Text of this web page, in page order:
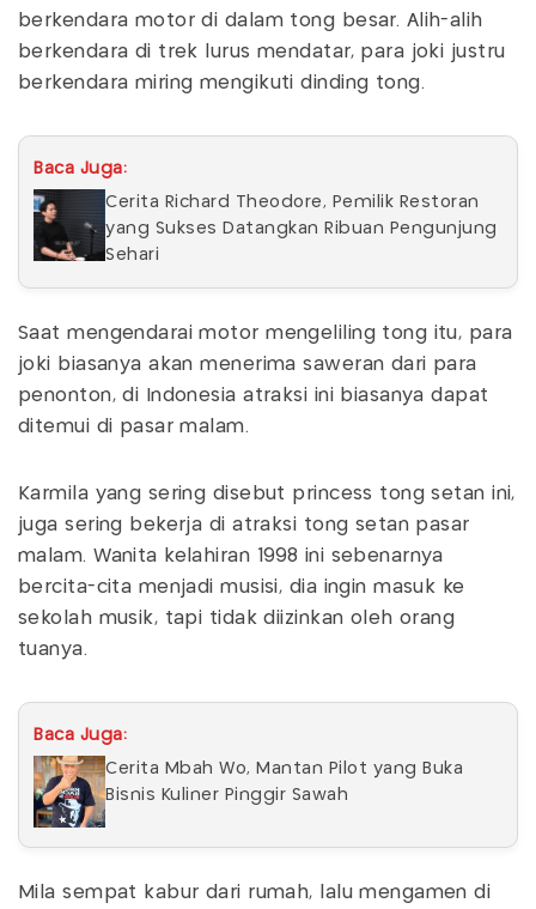
berkendara motor di dalam tong besar. Alih-alih
berkendara di trek lurus mendatar, para joki justru
berkendara miring mengikuti dinding tong.
Baca Juga:
Cerita Richard Theodore, Pemilik Restoran
yang Sukses Datangkan Ribuan Pengunjung
Sehari
Saat mengendarai motor mengeliling tong itu, para
joki biasanya akan menerima saweran dari para
penonton, di Indonesia atraksi ini biasanya dapat
ditemui di pasar malam.
Karmila yang sering disebut princess tong setan ini,
juga sering bekerja di atraksi tong setan pasar
malam. Wanita kelahiran 1998 ini sebenarnya
bercita-cita menjadi musisi, dia ingin masuk ke
sekolah musik, tapi tidak diizinkan oleh orang
tuanya.
Baca Juga:
Cerita Mbah Wo, Mantan Pilot yang Buka
Bisnis Kuliner Pinggir Sawah
Mila sempat kabur dari rumah, lalu mengamen di